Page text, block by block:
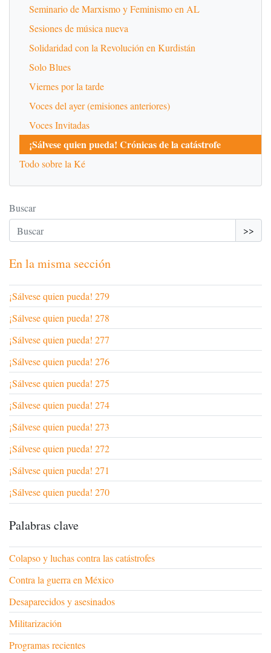
Seminario de Marxismo y Feminismo en AL
Sesiones de música nueva
Solidaridad con la Revolución en Kurdistán
Solo Blues
Viernes por la tarde
Voces del ayer (emisiones anteriores)
Voces Invitadas
¡Sálvese quien pueda! Crónicas de la catástrofe
Todo sobre la Ké
Buscar
>>
En la misma sección
¡Sálvese quien pueda! 279
¡Sálvese quien pueda! 278
¡Sálvese quien pueda! 277
¡Sálvese quien pueda! 276
¡Sálvese quien pueda! 275
¡Sálvese quien pueda! 274
¡Sálvese quien pueda! 273
¡Sálvese quien pueda! 272
¡Sálvese quien pueda! 271
¡Sálvese quien pueda! 270
Palabras clave
Colapso y luchas contra las catástrofes
Contra la guerra en México
Desaparecidos y asesinados
Militarización
Programas recientes